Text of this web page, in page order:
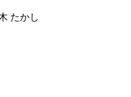
たかし